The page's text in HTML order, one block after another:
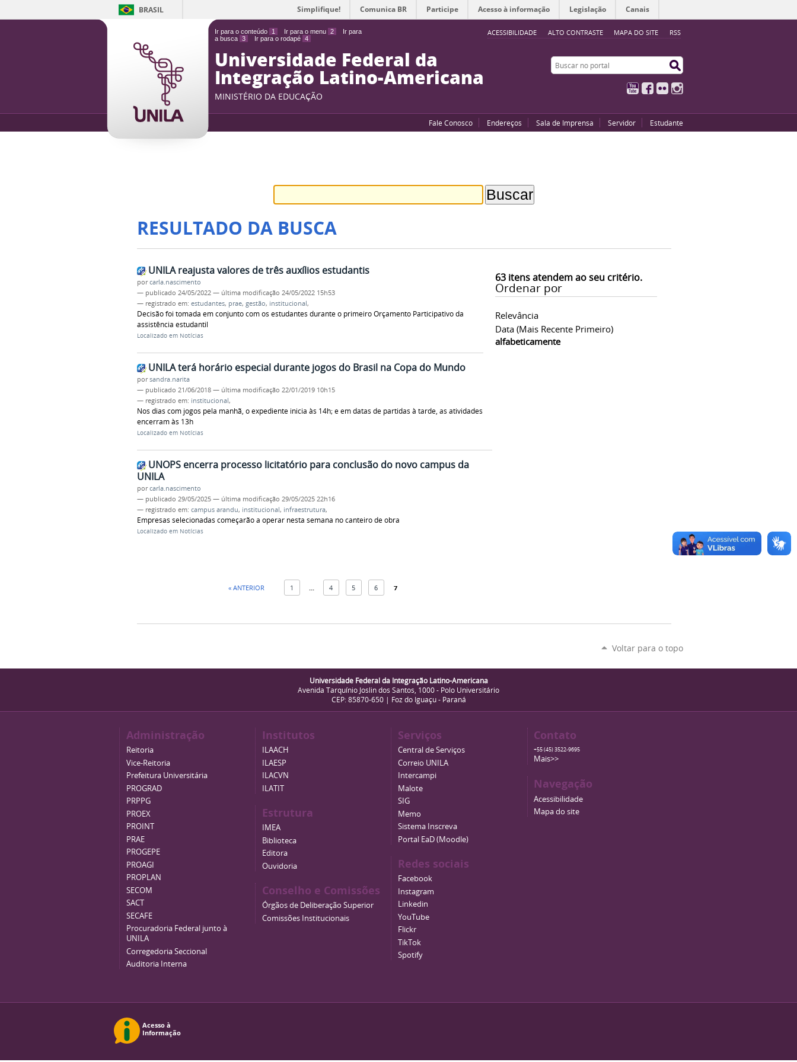
Ir para o conteúdo 1 Ir para o menu 2
Ir para
a busca 3 Ir para o rodapé 4
ACESSIBILIDADE ALTO CONTRASTE MAPA DO SITE RSS
BRASIL Simplifique! Comunica BR Participe Acesso à informação Legislação Canais
Universidade Federal da
Integração Latino-Americana
MINISTÉRIO DA EDUCAÇÃO
Buscar no portal
YouTubeFacebook
Flickr
Fale Conosco Endereços Sala de Imprensa Servidor Estudante
RESULTADO DA BUSCA
63itens atendem ao seu critério.
Ordenar por
Relevância
Data (mais Recente Primeiro)
alfabeticamente
UNILA reajusta valores de três auxílios estudantis
porcarla.nascimento
— publicado 24/05/2022 — última modificação 24/05/2022 15h53
— registrado em: estudantes, prae, gestão, institucional,
Decisão foi tomada em conjunto com os estudantes durante o primeiro Orçamento Participativo da
assistência estudantil
Localizado em Notícias
UNILA terá horário especial durante jogos do Brasil na Copa do Mundo
porsandra.narita
— publicado 21/06/2018 — última modificação 22/01/2019 10h15
— registrado em: institucional,
Nos dias com jogos pela manhã, o expediente inicia às 14h; e em datas de partidas à tarde, as atividades
encerram às 13h
Localizado em Notícias
UNOPS encerra processo licitatório para conclusão do novo campus da
UNILA
porcarla.nascimento
— publicado 29/05/2025 — última modificação 29/05/2025 22h16
— registrado em: campus arandu, institucional, infraestrutura,
Empresas selecionadas começarão a operar nesta semana no canteiro de obra
Localizado em Notícias
« ANTERIOR 1 4 5 6 7
Voltar para o topo
Universidade Federal da Integração Latino-Americana
Avenida Tarquínio Joslin dos Santos, 1000 - Polo Universitário
CEP: 85870-650 | Foz do Iguaçu - Paraná
Administração
Reitoria
Vice-Reitoria
Prefeitura Universitária
PROGRAD
PRPPG
PROEX
PROINT
PRAE
PROGEPE
PROAGI
PROPLAN
SECOM
SACT
SECAFE
Procuradoria Federal junto à
UNILA
Corregedoria Seccional
Auditoria Interna
Institutos
ILAACH
ILAESP
ILACVN
ILATIT
Estrutura
IMEA
Biblioteca
Editora
Ouvidoria
Conselho e Comissões
Órgãos de Deliberação Superior
Comissões Institucionais
Serviços
Central de Serviços
Correio UNILA
Intercampi
Malote
SIG
Memo
Sistema Inscreva
Portal EaD (Moodle)
Redes sociais
Facebook
Instagram
Linkedin
YouTube
Flickr
TikTok
Spotify
Contato
+55 (45) 3522-9695
Mais>>
Navegação
Acessibilidade
Mapa do site